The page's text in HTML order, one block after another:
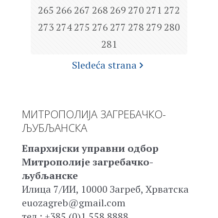
265 266 267 268 269 270 271 272
273 274275 276 277 278 279 280
281
Sledeća strana
МИТРОПОЛИЈА ЗАГРЕБАЧКО-
ЉУБЉАНСКА
Епархијски управни одбор
Митрополије загребачко-
љубљанске
Илица 7/ИИ, 10000 Загреб, Хрватска
euozagreb@gmail.com